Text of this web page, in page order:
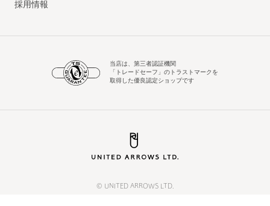
採用情報
当店は、第三者認証機関
「トレードセーフ」のトラストマークを
取得した優良認定ショップです
© UNITED ARROWS LTD.